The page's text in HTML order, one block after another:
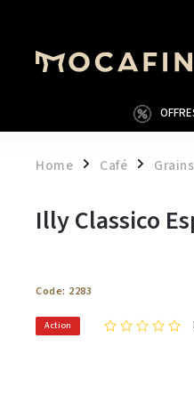
Home / Café /
Illy Classico
Code: 2283
Action